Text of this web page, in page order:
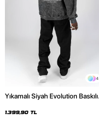
4
Yıkamalı Siyah Evolution Baskılı
Hoodie
1.399,90 TL